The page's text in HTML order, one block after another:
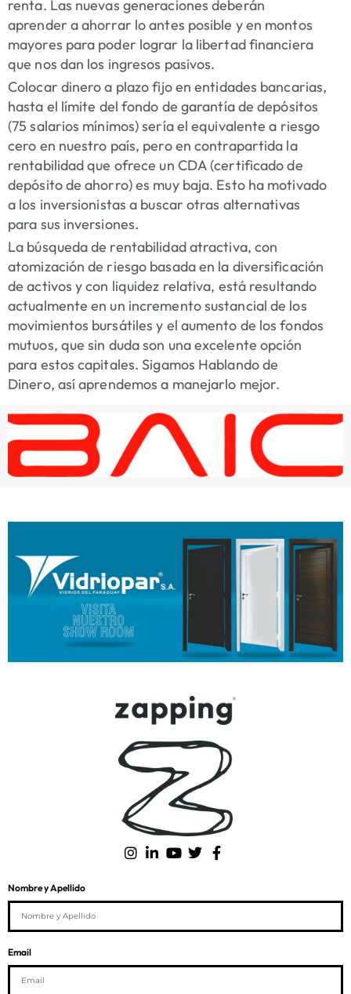
renta. Las nuevas generaciones deberán
aprender a ahorrar lo antes posible y en montos
mayores para poder lograr la libertad financiera
que nos dan los ingresos pasivos.
Colocar dinero a plazo fijo en entidades bancarias,
hasta el límite del fondo de garantía de depósitos
(75 salarios mínimos) sería el equivalente a riesgo
cero en nuestro país, pero en contrapartida la
rentabilidad que ofrece un CDA (certificado de
depósito de ahorro) es muy baja. Esto ha motivado
a los inversionistas a buscar otras alternativas
para sus inversiones.
La búsqueda de rentabilidad atractiva, con
atomización de riesgo basada en la diversificación
de activos y con liquidez relativa, está resultando
actualmente en un incremento sustancial de los
movimientos bursátiles y el aumento de los fondos
mutuos, que sin duda son una excelente opción
para estos capitales. Sigamos Hablando de
Dinero, así aprendemos a manejarlo mejor.
Nombre y Apellido
Email